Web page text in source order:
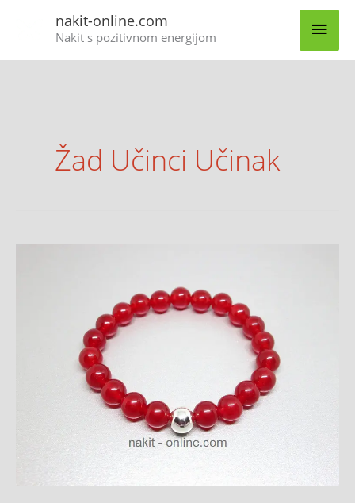
nakit-online.com
Nakit s pozitivnom energijom
Žad Učinci Učinak